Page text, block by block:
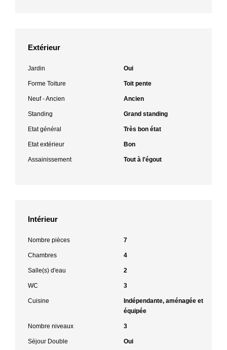
Extérieur
Jardin Oui
Forme Toiture Toit pente
Neuf - Ancien Ancien
Standing Grand standing
Etat général Très bon état
Etat extérieur Bon
Assainissement Tout à l'égout
Intérieur
Nombre pièces 7
Chambres 4
Salle(s) d'eau 2
WC 3
Cuisine
Indépendante, aménagée et
équipée
Nombre niveaux 3
Séjour Double Oui